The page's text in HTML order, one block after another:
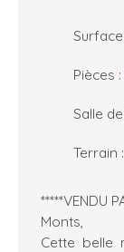
Surface
Pièces :
Salle
Terrain :
*****VENDU
Monts,
Cette belle